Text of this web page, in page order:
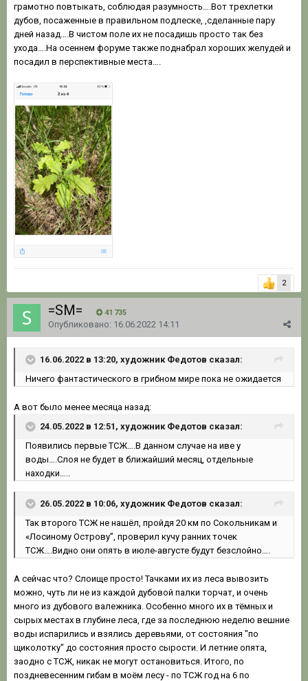
грамотно повтыкать, соблюдая разумность….Вот трехлетки
дубов, посаженные в правильном подлеске, ,сделанные пару
дней назад….В чистом поле их не посадишь просто так без
ухода….На осеннем форуме также поднабрал хороших желудей и
посадил в перспективные места….
2
=SM= 41 735
Опубликовано: 16.06.2022 14:11
16.06.2022 в 13:20, художник Федотов сказал:
Ничего фантастического в грибном мире пока не ожидается
А вот было менее месяца назад:
24.05.2022 в 12:51, художник Федотов сказал:
Появились первые ТСЖ….В данном случае на иве у
воды….Слоя не будет в ближайший месяц, отдельные
находки…..
26.05.2022 в 10:06, художник Федотов сказал:
Так второго ТСЖ не нашёл, пройдя 20 км по Сокольникам и
«Лосиному Острову”, проверил кучу ранних точек
ТСЖ….Видно они опять в июле-августе будут безслойно….
А сейчас что? Слоище просто! Тачками их из леса вывозить
можно, чуть ли не из каждой дубовой палки торчат, и очень
много из дубового валежника. Особенно много их в тёмных и
сырых местах в глубине леса, где за последнюю неделю вешние
воды испарились и взялись деревьями, от состояния "по
щиколотку" до состояния просто сырости. И летние опята,
заодно с ТСЖ, никак не могут остановиться. Итого, по
поздневесенним гибам в моём лесу - по ТСЖ год на 6 по